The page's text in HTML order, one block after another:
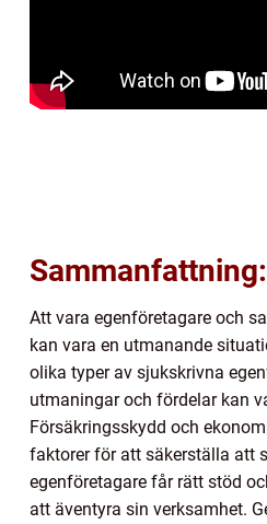
Sammanfattning:
Att vara egenföretagare och
kan vara en utmanande
olika typer av sjukskrivna
utmaningar och fördelar kan
Försäkringsskydd och
faktorer för att säkerställa att
egenföretagare får rätt stöd
att äventyra sin verksamhet.